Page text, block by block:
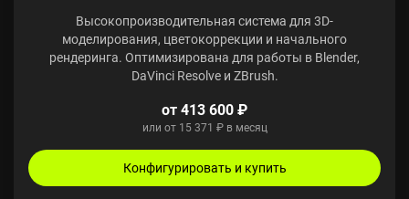
Высокопроизводительная система для 3D-
моделирования, цветокоррекции и начального
рендеринга. Оптимизирована для работы в Blender,
DaVinci Resolve и ZBrush.
от 413 600 ₽
или от 15 371 ₽ в месяц
Конфигурировать и купить